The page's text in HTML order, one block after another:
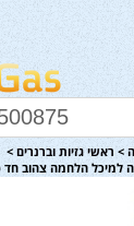
נגישות
אתר
המרכזי
> ראשי גזיות וברנרים >
למיכל הלחמה צהוב חד